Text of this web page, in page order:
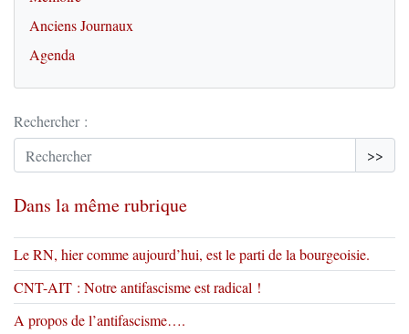
Anciens Journaux
Agenda
Rechercher :
>>
Dans la même rubrique
Le RN, hier comme aujourd’hui, est le parti de la bourgeoisie.
CNT-AIT : Notre antifascisme est radical !
A propos de l’antifascisme….